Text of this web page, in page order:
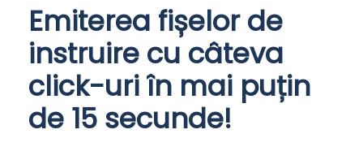
Emiterea fișelor de
instruire cu câteva
click-uri în mai puțin
de 15 secunde!